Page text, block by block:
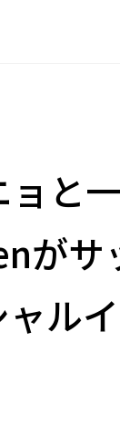
と
がサ
ル